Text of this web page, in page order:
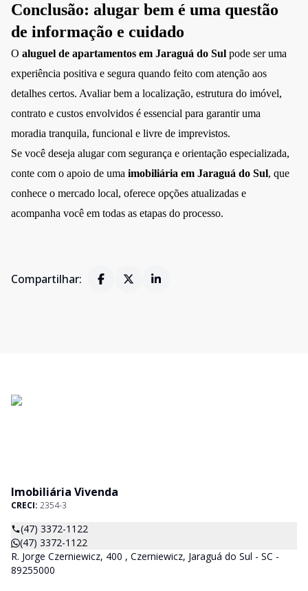
Conclusão: alugar bem é uma questão
de informação e cuidado
O aluguel de apartamentos em Jaraguá do Sul pode ser uma
experiência positiva e segura quando feito com atenção aos
detalhes certos. Avaliar bem a localização, estrutura do imóvel,
contrato e custos envolvidos é essencial para garantir uma
moradia tranquila, funcional e livre de imprevistos.
Se você deseja alugar com segurança e orientação especializada,
conte com o apoio de uma imobiliária em Jaraguá do Sul, que
conhece o mercado local, oferece opções atualizadas e
acompanha você em todas as etapas do processo.
Compartilhar:
Imobiliária Vivenda
CRECI: 2354-3
(47) 3372-1122
(47) 3372-1122
R. Jorge Czerniewicz, 400 , Czerniewicz, Jaraguá do Sul - SC -
89255000